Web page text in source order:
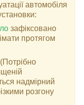
автомобіля
зафіксовано
протягом
надмірний
розгону